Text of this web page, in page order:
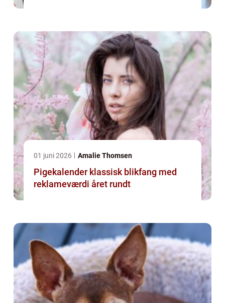
01 juni 2026 Amalie Thomsen
Pigekalender klassisk blikfang med
reklameværdi året rundt